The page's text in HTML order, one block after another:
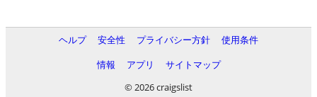
ヘルプ 安全性 プライバシー方針
使用条件
情報
アプリ
サイトマップ
© 2026 craigslist